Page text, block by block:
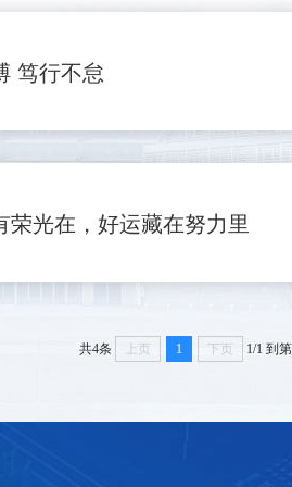
笃行不怠
荣光在，好运藏在努力里
共4条 上页 1 下页 1/1 到第